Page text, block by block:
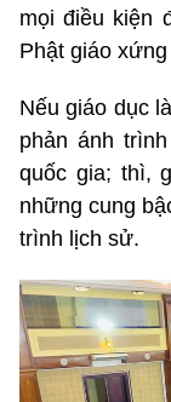
mọi điều kiện
Phật giáo
Nếu giáo dục
phản ánh
quốc gia; thì,
những cung
trình lịch sử.